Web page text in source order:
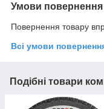
Умови повернення
Повернення товару
Всі умови
Подібні товари